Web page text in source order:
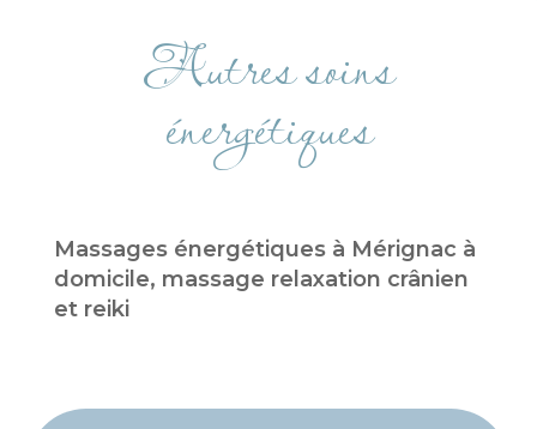
Autres soins
énergétiques
Massages énergétiques à Mérignac à
domicile, massage relaxation crânien
et reiki